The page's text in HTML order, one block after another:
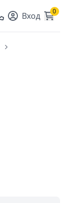
Вход 0